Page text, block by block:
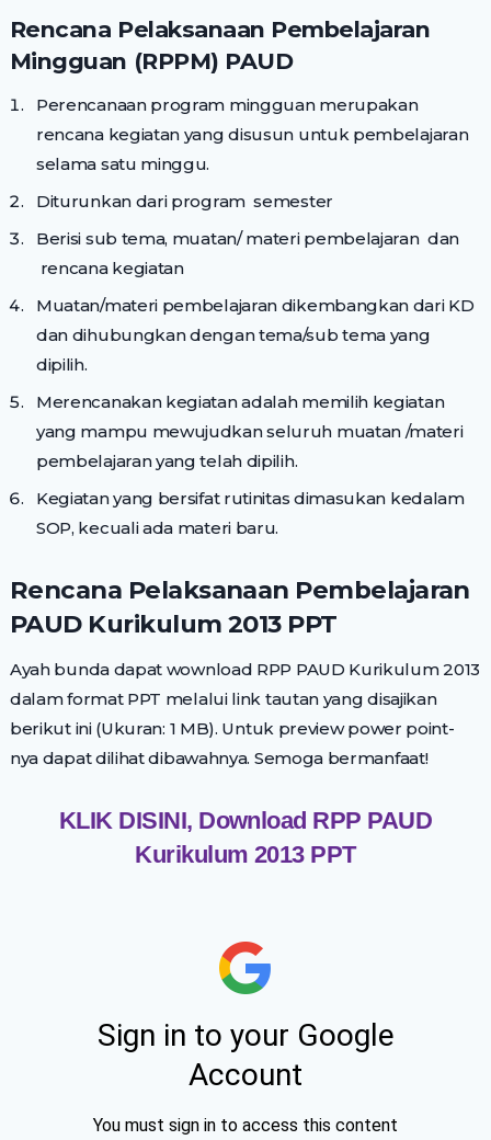
Rencana Pelaksanaan Pembelajaran
Mingguan (RPPM) PAUD
Perencanaan program mingguan merupakan
rencana kegiatan yang disusun untuk pembelajaran
selama satu minggu.
Diturunkan dari program semester
Berisi sub tema, muatan/ materi pembelajaran dan
rencana kegiatan
Muatan/materi pembelajaran dikembangkan dari KD
dan dihubungkan dengan tema/sub tema yang
dipilih.
Merencanakan kegiatan adalah memilih kegiatan
yang mampu mewujudkan seluruh muatan /materi
pembelajaran yang telah dipilih.
Kegiatan yang bersifat rutinitas dimasukan kedalam
SOP, kecuali ada materi baru.
Rencana Pelaksanaan Pembelajaran
PAUD Kurikulum 2013 PPT
Ayah bunda dapat wownload RPP PAUD Kurikulum 2013
dalam format PPT melalui link tautan yang disajikan
berikut ini (Ukuran: 1 MB). Untuk preview power point-
nya dapat dilihat dibawahnya. Semoga bermanfaat!
KLIK DISINI, Download RPP PAUD
Kurikulum 2013 PPT